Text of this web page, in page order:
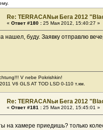
Re: TERRACANьи Бега 2012
« Ответ #180 : 25 Мая 2012, 15:40:27 »
нашел, буду. Заявку отправлю
V nebe Pokrishkin!
V6 GLS AT TOD LSD 0-110 т.км.
Re: TERRACANьи Бега 2012
« Ответ #181 : 25 Мая 2012, 15:45:01 »
на хамере приедишь? только